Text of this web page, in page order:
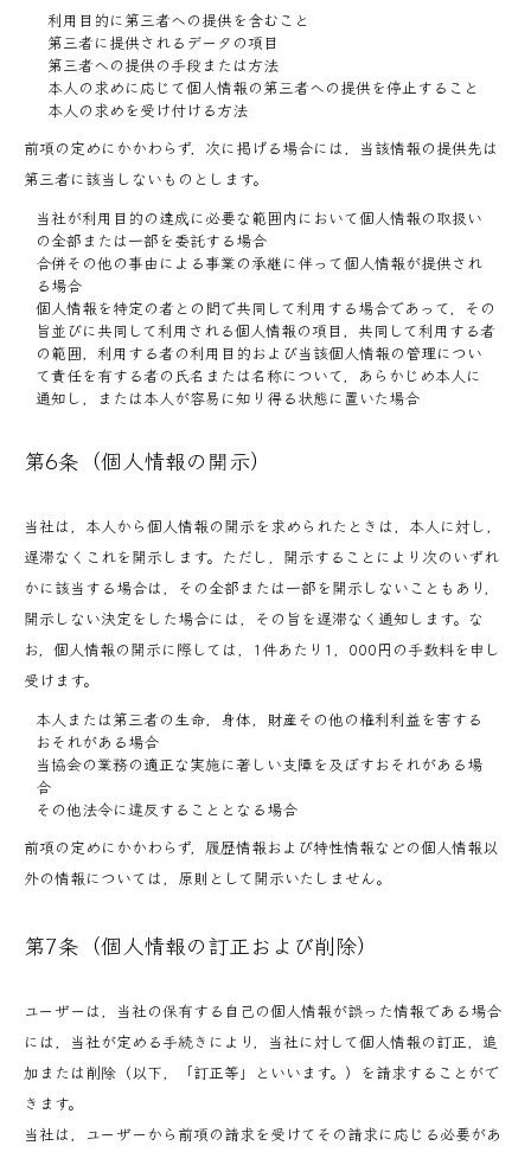
利用目的に第三者への提供を含むこと
第三者に提供されるデータの項目
第三者への提供の手段または方法
本人の求めに応じて個人情報の第三者への提供を停止すること
本人の求めを受け付ける方法
前項の定めにかかわらず，次に掲げる場合には，当該情報の提供先は
第三者に該当しないものとします。
当社が利用目的の達成に必要な範囲内において個人情報の取扱い
の全部または一部を委託する場合
合併その他の事由による事業の承継に伴って個人情報が提供され
る場合
個人情報を特定の者との間で共同して利用する場合であって，その
旨並びに共同して利用される個人情報の項目，共同して利用する者
の範囲，利用する者の利用目的および当該個人情報の管理につい
て責任を有する者の氏名または名称について，あらかじめ本人に
通知し，または本人が容易に知り得る状態に置いた場合
第6条（個人情報の開示）
当社は，本人から個人情報の開示を求められたときは，本人に対し，
遅滞なくこれを開示します。ただし，開示することにより次のいずれ
かに該当する場合は，その全部または一部を開示しないこともあり，
開示しない決定をした場合には，その旨を遅滞なく通知します。な
お，個人情報の開示に際しては，1件あたり1，000円の手数料を申し
受けます。
本人または第三者の生命，身体，財産その他の権利利益を害する
おそれがある場合
当協会の業務の適正な実施に著しい支障を及ぼすおそれがある場
合
その他法令に違反することとなる場合
前項の定めにかかわらず，履歴情報および特性情報などの個人情報以
外の情報については，原則として開示いたしません。
第7条（個人情報の訂正および削除）
ユーザーは，当社の保有する自己の個人情報が誤った情報である場合
には，当社が定める手続きにより，当社に対して個人情報の訂正，追
加または削除（以下，「訂正等」といいます。）を請求することがで
きます。
当社は，ユーザーから前項の請求を受けてその請求に応じる必要があ